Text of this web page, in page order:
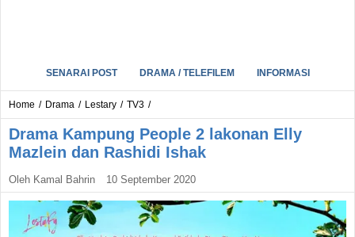
SENARAI POST DRAMA / TELEFILEM INFORMASI
Home / Drama / Lestary / TV3 /
Drama Kampung People 2 lakonan Elly
Mazlein dan Rashidi Ishak
Oleh Kamal Bahrin 10 September 2020